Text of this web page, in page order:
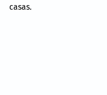
casas.